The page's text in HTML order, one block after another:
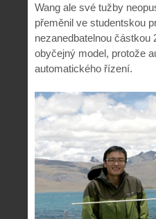
Wang ale své tužby
přeměnil ve studentskou
nezanedbatelnou částkou
obyčejný model, protože
automatického řízení.